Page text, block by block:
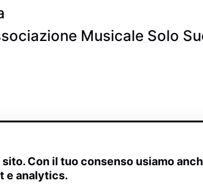
Musicale Solo
Con il tuo consenso usiamo
e analytics.